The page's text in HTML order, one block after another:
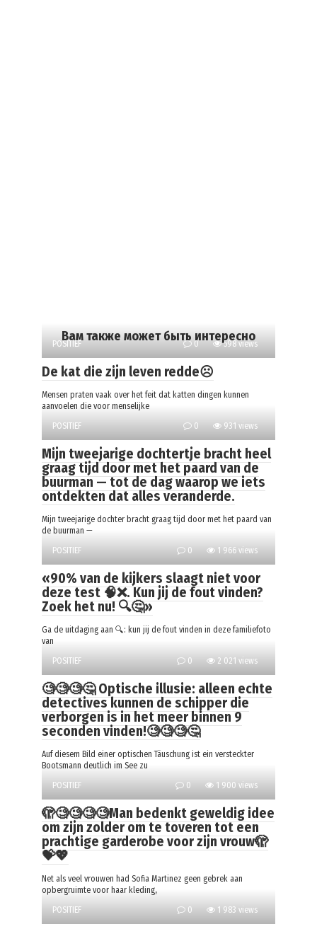
Вам также может быть интересно
POSITIEF 0 598 views
De kat die zijn leven redde☹️
Mensen praten vaak over het feit dat katten dingen kunnen
aanvoelen die voor menselijke
POSITIEF
0 931 views
Mijn tweejarige dochtertje bracht heel
graag tijd door met het paard van de
buurman — tot de dag waarop we iets
ontdekten dat alles veranderde.
Mijn tweejarige dochter bracht graag tijd door met het paard van
de buurman —
POSITIEF
0 1 966 views
«90% van de kijkers slaagt niet voor
deze test 🧠❌. Kun jij de fout vinden?
Zoek het nu! 🔍🤔»
Ga de uitdaging aan 🔍: kun jij de fout vinden in deze familiefoto
van
POSITIEF
0 2 021 views
🧐🧐🧐🤔 Optische illusie: alleen echte
detectives kunnen de schipper die
verborgen is in het meer binnen 9
seconden vinden!🧐🧐🧐🤔
Auf diesem Bild einer optischen Täuschung ist ein versteckter
Bootsmann deutlich im See zu
POSITIEF
0 1 900 views
🫣🧐🧐🧐🧐Man bedenkt geweldig idee
om zijn zolder om te toveren tot een
prachtige garderobe voor zijn vrouw🫣
💝💖
Net als veel vrouwen had Sofia Martinez geen gebrek aan
opbergruimte voor haar kleding,
POSITIEF
0 1 983 views